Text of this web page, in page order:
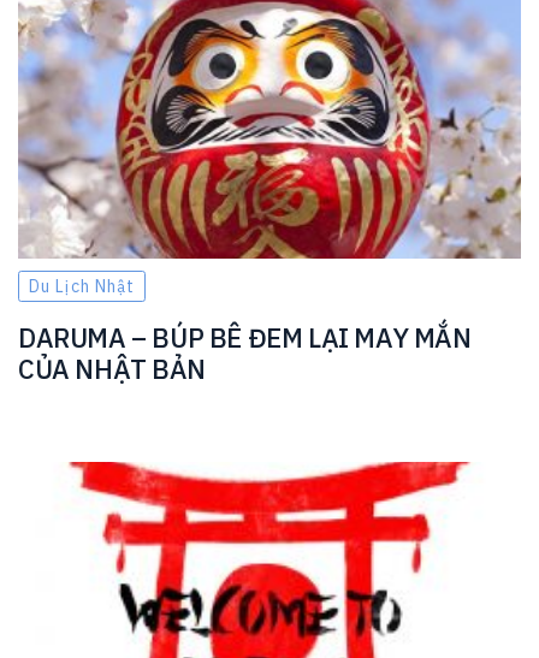
Du Lịch Nhật
DARUMA – BÚP BÊ ĐEM LẠI MAY MẮN
CỦA NHẬT BẢN